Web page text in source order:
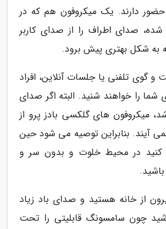
دارند. یک میکروفون هم که در
صدای اطراف را از صدای کاربر
به شکل بهتری پیش برود.
گوی تلفنی یا جلسات آنلاین، افراد
را خواهند شنید. البته اگر صدای
میکروفون های گلکسی بادز پرو از
آیند. بنابراین توصیه می شود حین
کنید در محیط خلوت و بدون سر و
از خانه هستید و صدای باد زیاد
چون سامسونگ قابلیتی را تحت